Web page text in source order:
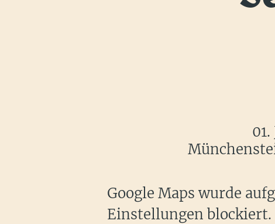
Google Maps wurde
Einstellungen blockiert.